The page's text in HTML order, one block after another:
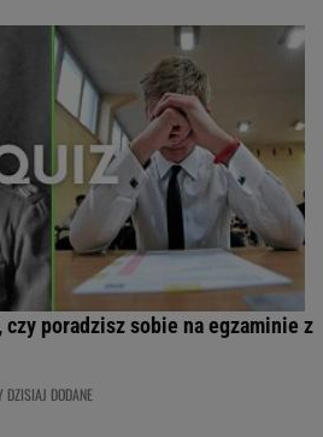
czy poradzisz sobie na egzaminie z
DZISIAJ DODANE